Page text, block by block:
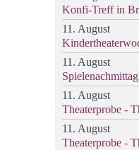
Konfi-Treff in
11. August
11. August
11. August
Theaterprobe -
11. August
Theaterprobe -